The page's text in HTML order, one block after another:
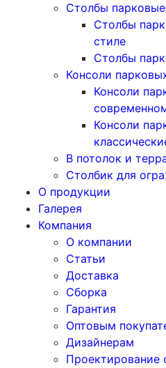
Столбы парковые
Столбы
стиле
Столбы
Консоли
Консоли
Консоли
В потолок и
Столбик для
О продукции
Галерея
Компания
О компании
Статьи
Доставка
Сборка
Гарантия
Оптовым
Дизайнерам
Проектирование